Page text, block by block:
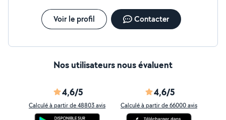
Voir le profil Contacter
Nos utilisateurs nous évaluent
4,6/5
Calculé à partir de 48803 avis
4,6/5
Calculé à partir de 66000 avis